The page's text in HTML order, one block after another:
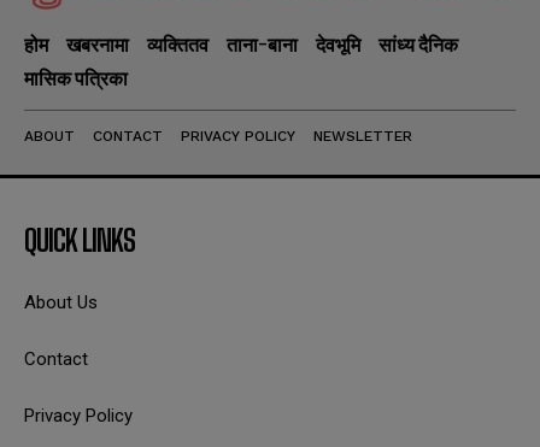
होम खबरनामा व्यक्तितव ताना-बाना देवभूमि
सांध्य दैनिक
मासिक पत्रिका
ABOUT CONTACT PRIVACY POLICY NEWSLETTER
QUICK LINKS
About Us
Contact
Privacy Policy